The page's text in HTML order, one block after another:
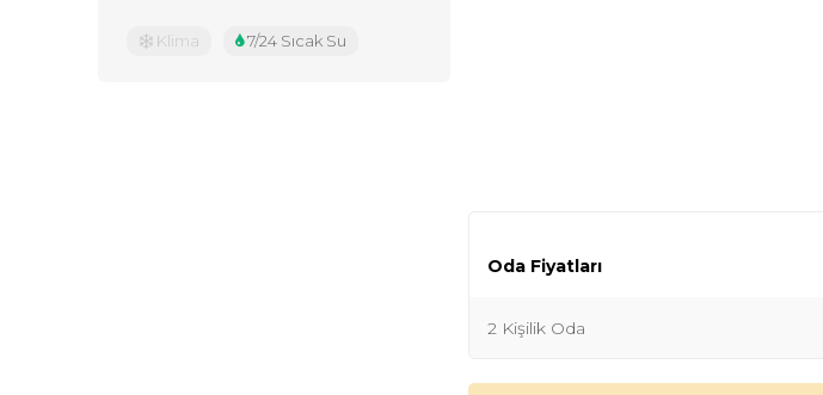
Oda Fiyatları
2 Kişilik Oda
Klima 7/24 Sıcak Su